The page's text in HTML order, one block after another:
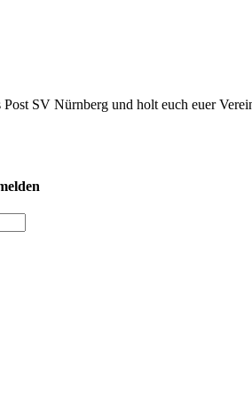
SV Nürnberg und holt euch euer